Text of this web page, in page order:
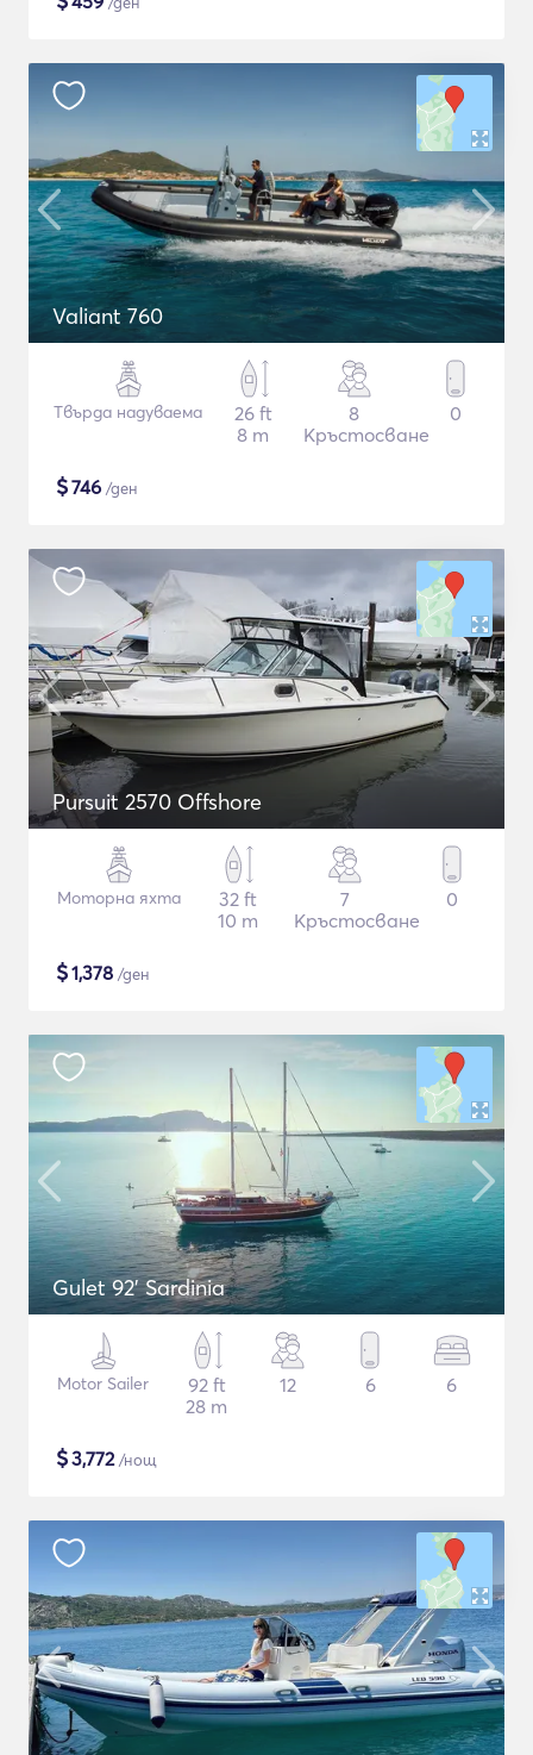
Valiant 760
Твърда надуваема
26 ft
8 m
8
Кръстосване
0
$746 /ден
Pursuit 2570 Offshore
Моторна яхта
32 ft
10 m
7
Кръстосване
0
$1,378 /ден
Gulet 92' Sardinia
Motor Sailer
92 ft
28 m
12 6 6
$3,772/нощ